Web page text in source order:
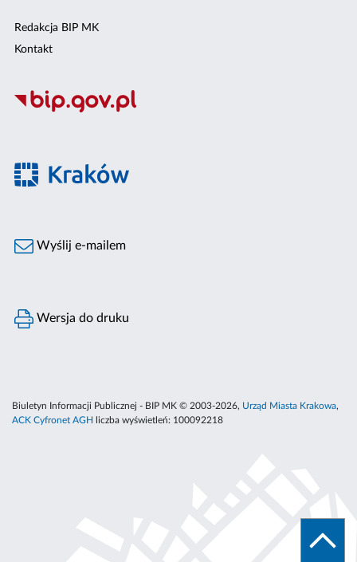
Redakcja BIP MK
Kontakt
Wyślij e-mailem
Wersja do druku
Biuletyn Informacji Publicznej - BIP MK © 2003-2026, Urząd Miasta Krakowa,
ACK Cyfronet AGH
liczba wyświetleń: 100092218